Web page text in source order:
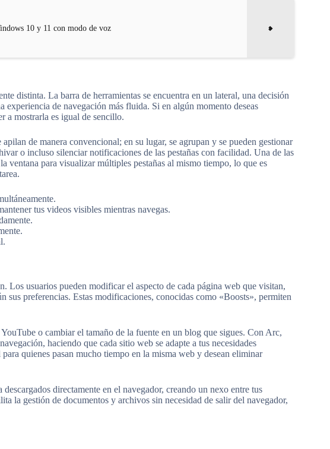
10 y 11 con modo de voz
distinta. La barra de herramientas se encuentra en un lateral, una decisión
experiencia de navegación más fluida. Si en algún momento deseas
a mostrarla es igual de sencillo.
de manera convencional; en su lugar, se agrupan y se pueden gestionar
o incluso silenciar notificaciones de las pestañas con facilidad. Una de las
ventana para visualizar múltiples pestañas al mismo tiempo, lo que es
tus videos visibles mientras navegas.
Los usuarios pueden modificar el aspecto de cada página web que visitan,
sus preferencias. Estas modificaciones, conocidas como «Boosts», permiten
o cambiar el tamaño de la fuente en un blog que sigues. Con Arc,
haciendo que cada sitio web se adapte a tus necesidades
quienes pasan mucho tiempo en la misma web y desean eliminar
directamente en el navegador, creando un nexo entre tus
la gestión de documentos y archivos sin necesidad de salir del navegador,